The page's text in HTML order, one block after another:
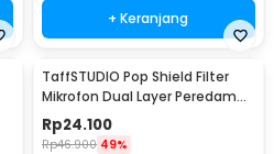
+ Keranjang
TaffSTUDIO Pop Shield Filter
Mikrofon Dual Layer Peredam
Noise BOP - MPF-6
Rp24.100
Rp46.900 49%